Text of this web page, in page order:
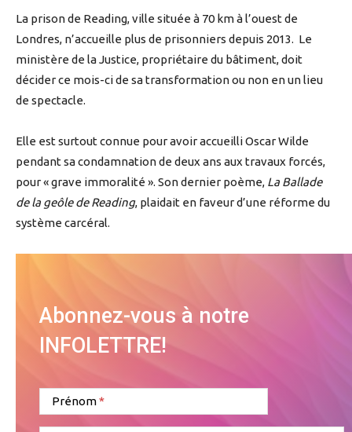
La prison de Reading, ville située à 70 km à l’ouest de
Londres, n’accueille plus de prisonniers depuis 2013. Le
ministère de la Justice, propriétaire du bâtiment, doit
décider ce mois-ci de sa transformation ou non en un lieu
de spectacle.
Elle est surtout connue pour avoir accueilli Oscar Wilde
pendant sa condamnation de deux ans aux travaux forcés,
pour « grave immoralité ». Son dernier poème, La Ballade
de la geôle de Reading, plaidait en faveur d’une réforme du
système carcéral.
Abonnez-vous à notre
INFOLETTRE!
Prénom